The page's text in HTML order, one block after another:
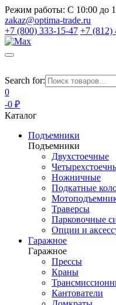
Режим работы: С 10:00 до
zakaz@optima-trade.ru
+7 (800) 333-15-47 +7 (812)
Search for:
0
-0 ₽
Каталог
Подъемники
Подъемники
Двухстоечные
Ножничные
Подкатные
Траверсы
Парковочные
Опции и
Гаражное
Гаражное
Прессы
Краны
Кантователи